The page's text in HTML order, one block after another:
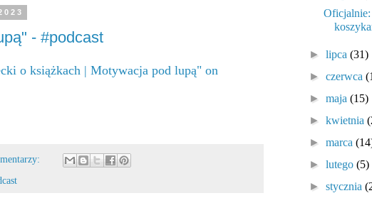
- #podcast
o książkach | Motywacja pod lupą" on
►lipca(31)
►czerwca
►maja(15)
►kwietnia
►marca
►lutego(5)
►stycznia